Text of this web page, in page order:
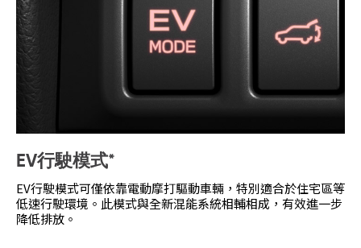
EV行駛模式*
EV行駛模式可僅依靠電動摩打驅動車輛，特別適合於住宅區等
低速行駛環境。此模式與全新混能系統相輔相成，有效進一步
降低排放。